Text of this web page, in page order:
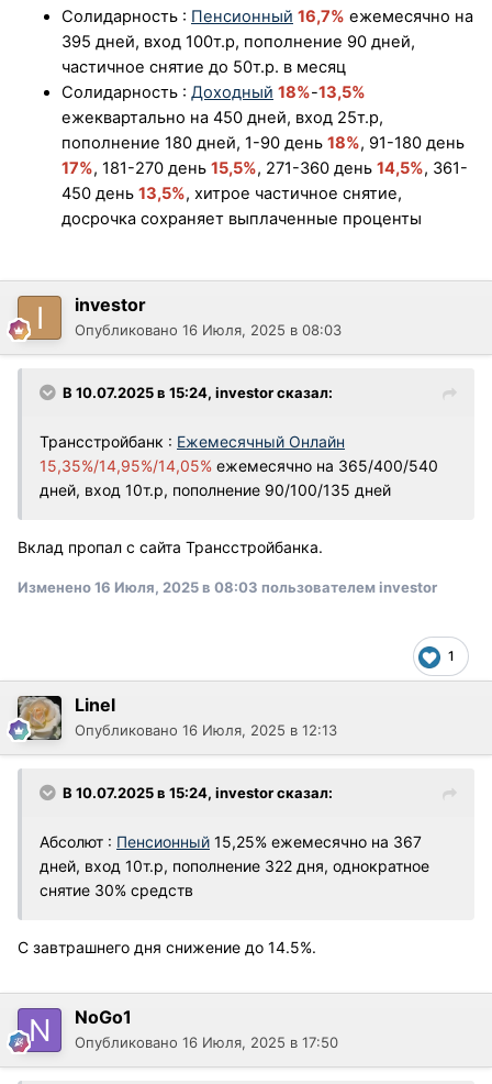
Солидарность : Пенсионный 16,7% ежемесячно на
395 дней, вход 100т.р, пополнение 90 дней,
частичное снятие до 50т.р. в месяц
Солидарность : Доходный 18%-13,5%
ежеквартально на 450 дней, вход 25т.р,
пополнение 180 дней, 1-90 день 18%, 91-180 день
17%, 181-270 день 15,5%, 271-360 день 14,5%, 361-
450 день 13,5%, хитрое частичное снятие,
досрочка сохраняет выплаченные проценты
investor
Опубликовано 16 Июля, 2025 в 08:03
В 10.07.2025 в 15:24, investorсказал:
Трансстройбанк : Ежемесячный Онлайн
15,35%/14,95%/14,05% ежемесячно на 365/400/540
дней, вход 10т.р, пополнение 90/100/135 дней
Вклад пропал с сайта Трансстройбанка.
Изменено16 Июля, 2025 в 08:03 пользователем investor
1
Linel
Опубликовано 16 Июля, 2025 в 12:13
В 10.07.2025 в 15:24, investorсказал:
Абсолют : Пенсионный 15,25% ежемесячно на 367
дней, вход 10т.р, пополнение 322 дня, однократное
снятие 30% средств
С завтрашнего дня снижение до 14.5%.
NoGo1
Опубликовано 16 Июля, 2025 в 17:50